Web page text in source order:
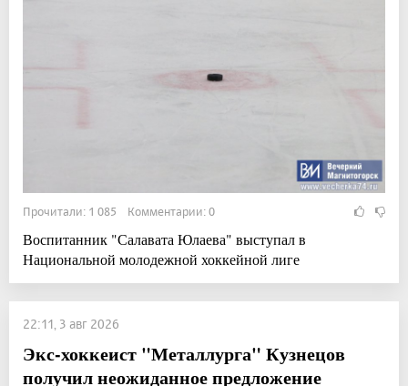
Прочитали: 1 085 Комментарии: 0
Воспитанник "Салавата Юлаева" выступал в
Национальной молодежной хоккейной лиге
22:11, 3 авг 2026
Экс-хоккеист "Металлурга" Кузнецов
получил неожиданное предложение